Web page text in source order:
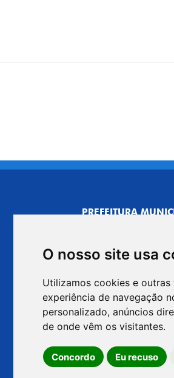
O nosso site usa
Utilizamos cookies e
experiência de navegação
personalizado, anúncios
de onde vêm os visitantes.
Concordo Eu recuso
PREFEITURA
CENTRO
R. Joaquim das
Telefone: 4164-5500
GABINETE DO
R. Joaquim das
CEP: 06310-030, Brasil